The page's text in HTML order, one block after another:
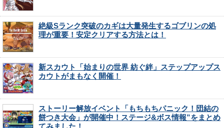
絶級Sランク突破のカギは大量発生するゴブリンの処
理が重要！安定クリアする方法とは！
新スカウト「始まりの世界 紡ぐ絆」ステップアップス
カウトがまもなく開催！
ストーリー解放イベント「もちもちパニック！団結の
餅つき大会」が開催中！ステージ&ボス情報”をまとめ
てみました！